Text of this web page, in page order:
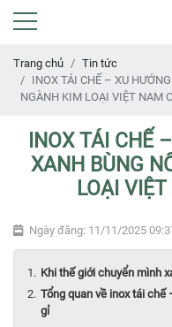
Trang chủ
Tin tức
INOX TÁI CHẾ – XU
NGÀNH KIM LOẠI VIỆT NAM
INOX TÁI CHẾ
XANH BÙNG
LOẠI
Ngày đăng: 11/11/2025
Khi thế giới chuyển mình
Tổng quan về inox tái chế
gỉ